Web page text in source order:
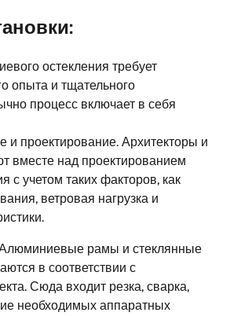
остекления требует
опыта и тщательного
процесс включает в себя
и проектирование. Архитекторы и
вместе над проектированием
с учетом таких факторов, как
ветровая нагрузка и
Алюминиевые рамы и стеклянные
в соответствии с
Сюда входит резка, сварка,
необходимых аппаратных